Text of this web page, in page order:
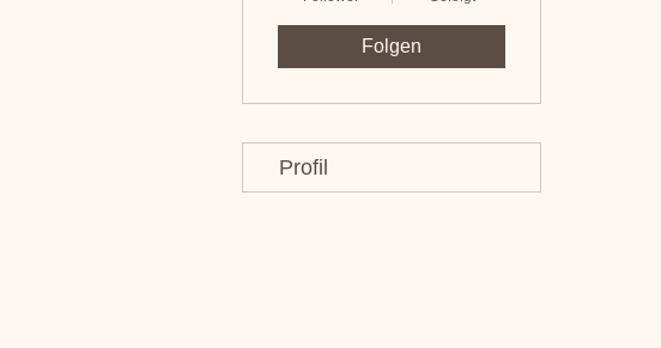
Folgen
Profil